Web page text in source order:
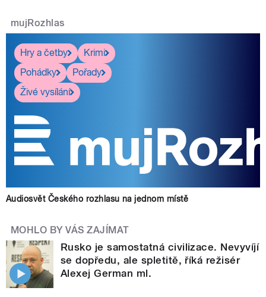
mujRozhlas
Hry a četby
Krimi
Pohádky
Pořady
Živé vysílání
Audiosvět Českého rozhlasu na jednom místě
MOHLO BY VÁS ZAJÍMAT
Rusko je samostatná civilizace. Nevyvíjí
se dopředu, ale spletitě, říká režisér
Alexej German ml.